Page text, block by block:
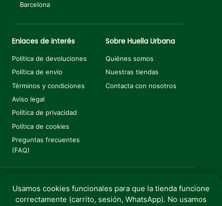
Barcelona
Enlaces de interés
Política de devoluciones
Política de envío
Términos y condiciones
Aviso legal
Política de privacidad
Política de cookies
Preguntas frecuentes
(FAQ)
Sobre Huella Urbana
Quiénes somos
Nuestras tiendas
Contacta con nosotros
Copyright © 2025 Huella Urbana. Todos los derechos
Usamos cookies funcionales para que la tienda funcione
correctamente (carrito, sesión, WhatsApp). No usamos
€8,25 Añadir al carrito